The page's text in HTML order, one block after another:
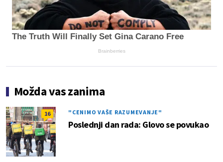
The Truth Will Finally Set Gina Carano Free
Brainberries
Možda vas zanima
16 "CENIMO VAŠE RAZUMEVANJE"
Poslednji dan rada: Glovo se povukao